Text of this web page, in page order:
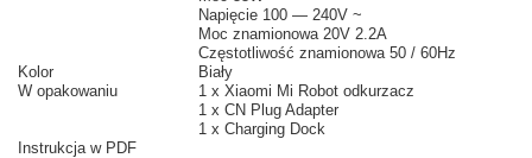
Napięcie 100 — 240V ~
Moc znamionowa 20V 2.2A
Częstotliwość znamionowa 50 / 60Hz
Kolor
Biały
W opakowaniu
1 x Xiaomi Mi Robot odkurzacz
1 x CN Plug Adapter
1 x Charging Dock
Instrukcja w PDF